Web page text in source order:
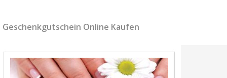
Geschenkgutschein Online Kaufen